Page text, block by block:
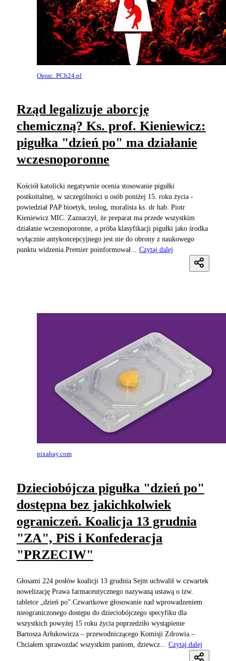
Oprac. PCh24.pl
Rząd legalizuje aborcję
chemiczną? Ks. prof. Kieniewicz:
pigułka "dzień po" ma działanie
wczesnoporonne
Kościół katolicki negatywnie ocenia stosowanie pigułki
postkoitalnej, w szczególności u osób poniżej 15. roku życia -
powiedział PAP bioetyk, teolog, moralista ks. dr hab. Piotr
Kieniewicz MIC. Zaznaczył, że preparat ma przede wszystkim
działanie wczesnoporonne, a próba klasyfikacji pigułki jako środka
wyłącznie antykoncepcyjnego jest nie do obrony z naukowego
punktu widzenia.Premier poinformował...
Czytaj dalej
pixabay.com
Dzieciobójcza pigułka "dzień po"
dostępna bez jakichkolwiek
ograniczeń. Koalicja 13 grudnia
"ZA", PiS i Konfederacja
"PRZECIW"
Głosami 224 posłów koalicji 13 grudnia Sejm uchwalił w czwartek
nowelizację Prawa farmaceutycznego nazywaną ustawą o tzw.
tabletce „dzień po”.Czwartkowe głosowanie nad wprowadzeniem
nieograniczonego dostępu do dzieciobójczego specyfiku dla
wszystkich powyżej 15 roku życia poprzedziło wystąpienie
Bartosza Arłukowicza – przewodniczącego Komisji Zdrowia.–
Chciałem sprawozdać wszystkim paniom, dziewcz... Czytaj dalej